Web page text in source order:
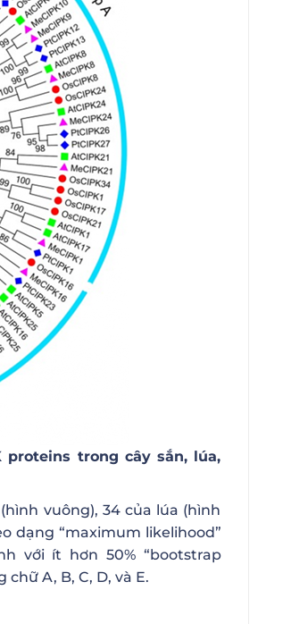
trong cây sắn, lúa,
vuông), 34 của lúa (hình
dạng “maximum likelihood”
với ít hơn 50% “bootstrap
A, B, C, D, và E.